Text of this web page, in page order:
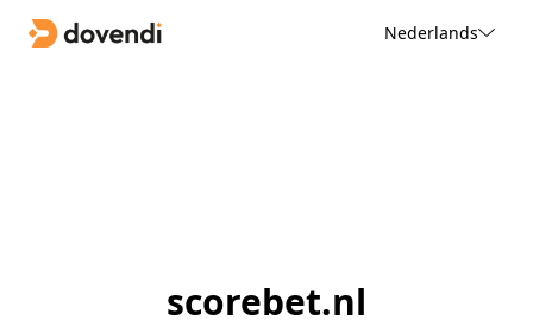
Nederlands
scorebet.nl